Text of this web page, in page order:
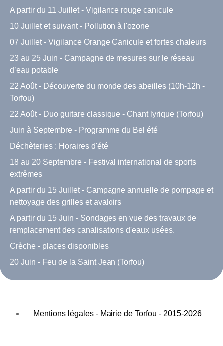
A partir du 11 Juillet - Vigilance rouge canicule
10 Juillet et suivant - Pollution à l'ozone
07 Juillet - Vigilance Orange Canicule et fortes chaleurs
23 au 25 Juin - Campagne de mesures sur le réseau
d’eau potable
22 Août - Découverte du monde des abeilles (10h-12h -
Torfou)
22 Août - Duo guitare classique - Chant lyrique (Torfou)
Juin à Septembre - Programme du Bel été
Déchèteries : Horaires d'été
18 au 20 Septembre - Festival international de sports
extrêmes
A partir du 15 Juillet - Campagne annuelle de pompage et
nettoyage des grilles et avaloirs
A partir du 15 Juin - Sondages en vue des travaux de
remplacement des canalisations d'eaux usées.
Crèche - places disponibles
20 Juin - Feu de la Saint Jean (Torfou)
Mentions légales - Mairie de Torfou - 2015-2026